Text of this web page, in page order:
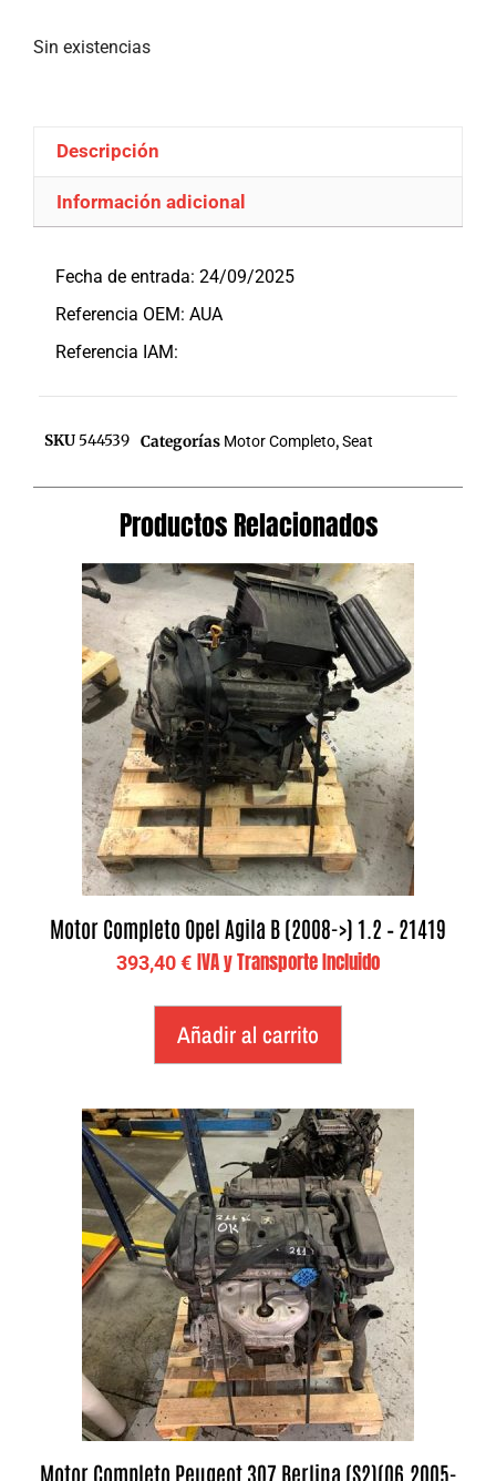
Sin existencias
Descripción
Información adicional
Fecha de entrada: 24/09/2025
Referencia OEM: AUA
Referencia IAM:
SKU 544539 Categorías Motor Completo,Seat
Productos Relacionados
Motor Completo Opel Agila B (2008->) 1.2 – 21419
393,40€ IVA y Transporte Incluido
Añadir al carrito
Motor Completo Peugeot 307 Berlina (S2)(06.2005-